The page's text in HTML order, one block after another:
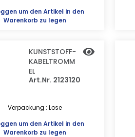
um den Artikel in den
Warenkorb zu legen
KUNSTSTOFF-
KABELTROMM
EL
Art.Nr. 2123120
Verpackung : Lose
um den Artikel in den
Warenkorb zu legen